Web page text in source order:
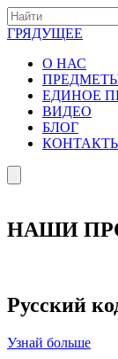
ГРЯДУЩЕЕ
О НАС
ЕДИНОЕ
ВИДЕО
БЛОГ
НАШИ
Русский
Узнай больше